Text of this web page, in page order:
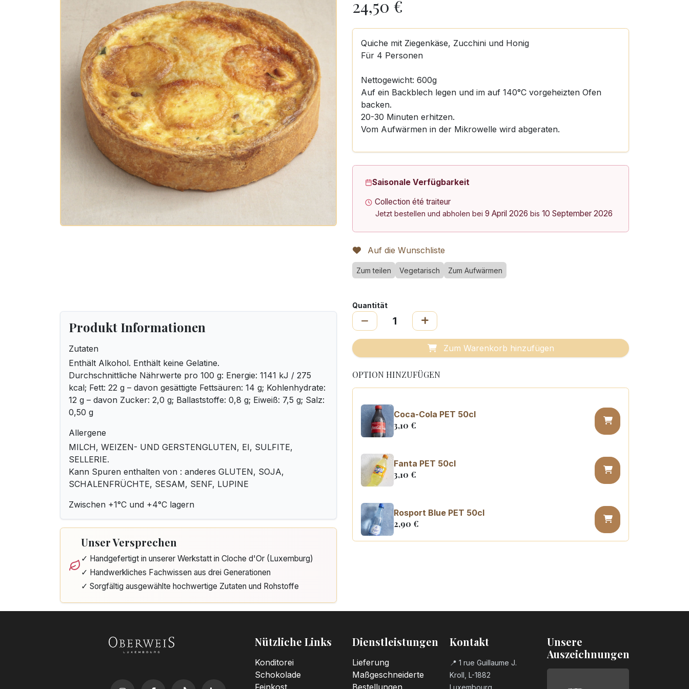
24,50 €
Quiche mit Ziegenkäse, Zucchini und Honig
Für 4 Personen
Nettogewicht: 600g
Auf ein Backblech legen und im auf 140°C vorgeheizten Ofen
backen.
20-30 Minuten erhitzen.
Vom Aufwärmen in der Mikrowelle wird abgeraten.
Saisonale Verfügbarkeit
Collection été traiteur
Jetzt bestellen und abholen bei 9 April 2026 bis 10 September 2026
Auf die Wunschliste
Zum teilen Vegetarisch Zum Aufwärmen
Produkt Informationen
Zutaten
Enthält Alkohol. Enthält keine Gelatine.
Durchschnittliche Nährwerte pro 100 g: Energie: 1141 kJ / 275
kcal; Fett: 22 g – davon gesättigte Fettsäuren: 14 g; Kohlenhydrate:
12 g – davon Zucker: 2,0 g; Ballaststoffe: 0,8 g; Eiweiß: 7,5 g; Salz:
0,50 g
Allergene
MILCH, WEIZEN- UND GERSTENGLUTEN, EI, SULFITE,
SELLERIE.
Kann Spuren enthalten von : anderes GLUTEN, SOJA,
SCHALENFRÜCHTE, SESAM, SENF, LUPINE
Zwischen +1°C und +4°C lagern
Unser Versprechen
✓ Handgefertigt in unserer Werkstatt in Cloche d'Or (Luxemburg)
✓ Handwerkliches Fachwissen aus drei Generationen
✓ Sorgfältig ausgewählte hochwertige Zutaten und Rohstoffe
Quantität
Zum Warenkorb hinzufügen
OPTION HINZUFÜGEN
Coca-Cola PET 50cl
3,10 €
Fanta PET 50cl
3,10 €
Rosport Blue PET 50cl
2,90 €
Nützliche Links
Konditorei
Schokolade
Dienstleistungen
Lieferung
Maßgeschneiderte
Kontakt
📍 1 rue Guillaume J.
Kroll, L-1882
Unsere
Auszeichnungen